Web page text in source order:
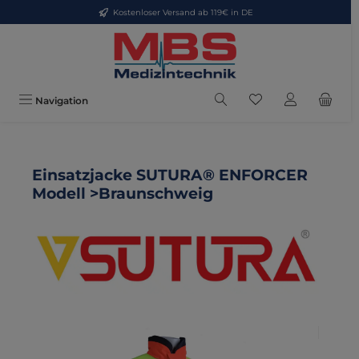
Zum Hauptinhalt springenKostenloser Versand ab 119€ in DE
Navigation Du hast 0
Einsatzjacke SUTURA® ENFORCER
Modell >Braunschweig